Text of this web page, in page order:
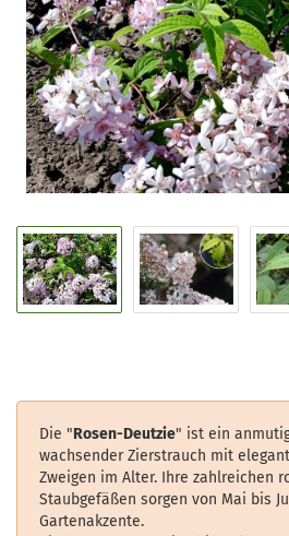
Die "Rosen-Deutzie" ist ein
wachsender Zierstrauch mit
Zweigen im Alter. Ihre zahlreichen
Staubgefäßen sorgen von Mai bis
Gartenakzente.